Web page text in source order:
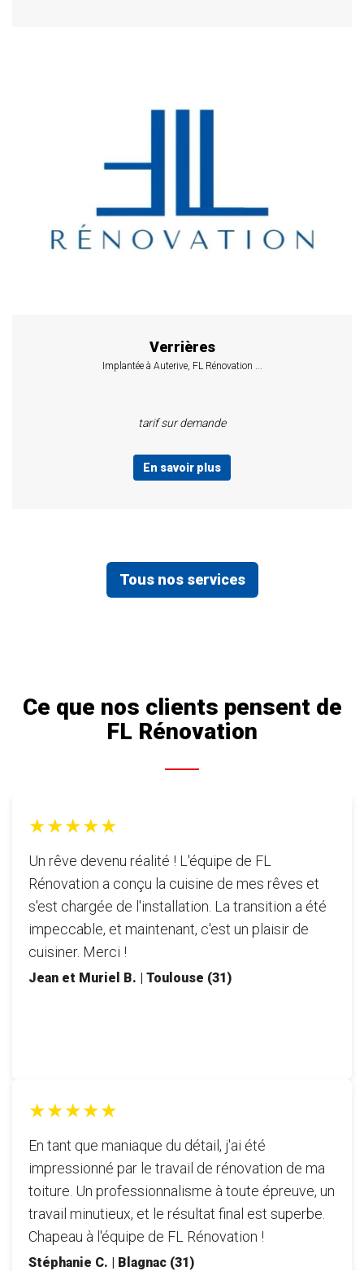
Verrières
Implantée à Auterive, FL Rénovation ...
tarif sur demande
En savoir plus
Tous nos services
Ce que nos clients pensent de
FL Rénovation
★★★★★
Un rêve devenu réalité ! L'équipe de FL
Rénovation a conçu la cuisine de mes rêves et
s'est chargée de l'installation. La transition a été
impeccable, et maintenant, c'est un plaisir de
cuisiner. Merci !
Jean et Muriel B. | Toulouse (31)
★★★★★
En tant que maniaque du détail, j'ai été
impressionné par le travail de rénovation de ma
toiture. Un professionnalisme à toute épreuve, un
travail minutieux, et le résultat final est superbe.
Chapeau à l'équipe de FL Rénovation !
Stéphanie C. | Blagnac (31)